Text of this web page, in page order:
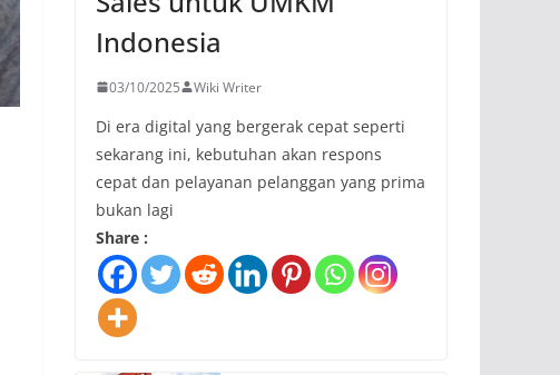
Indonesia
03/10/2025 Wiki Writer
Di era digital yang bergerak cepat seperti
sekarang ini, kebutuhan akan respons
cepat dan pelayanan pelanggan yang prima
bukan lagi
Share :